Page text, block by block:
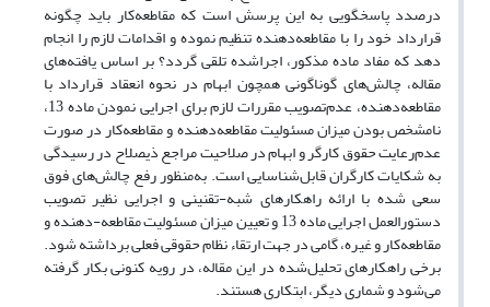
درصدد پاسخگویی به این پرسش است که مقاطعه‌کار باید چگونه
قرارداد خود را با مقاطعه‌دهنده تنظیم نموده و اقدامات لازم را انجام
دهد که مفاد ماده مذکور، اجراشده تلقی گردد؟ بر اساس یافته‌های
مقاله، چالش‌های گوناگونی همچون ابهام در نحوه انعقاد قرارداد با
مقاطعه‌دهنده، عدم‌تصویب مقررات لازم برای اجرایی نمودن ماده 13،
نامشخص بودن میزان مسئولیت مقاطعه‌دهنده و مقاطعه‌کار در صورت
عدم‌رعایت حقوق کارگر و ابهام در صلاحیت مراجع ذیصلاح در رسیدگی
به شکایات کارگران قابل‌شناسایی است. به‌منظور رفع چالش‌های فوق
سعی شده با ارائه راهکارهای شبه-تقنینی و اجرایی نظیر تصویب
دستورالعمل اجرایی ماده 13 و تعیین میزان مسئولیت مقاطعه-دهنده و
مقاطعه‌کار و غیره، گامی در‌ جهت ارتقاء نظام حقوقی فعلی برداشته شود.
برخی راهکارهای تحلیل‌شده در این مقاله، در رویه کنونی بکار گرفته
می‌شود و شماری دیگر، ابتکاری هستند.